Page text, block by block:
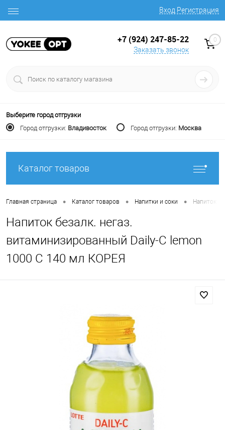
Вход Регистрация
+7 (924) 247-85-22
Заказать звонок
0
Выберите город отгрузки
Город отгрузки: Владивосток Город отгрузки: Москва
Каталог товаров
Главная страница • Каталог товаров • Напитки и соки • Напиток
Напиток безалк. негаз.
витаминизированный Daily-C lemon
1000 С 140 мл КОРЕЯ